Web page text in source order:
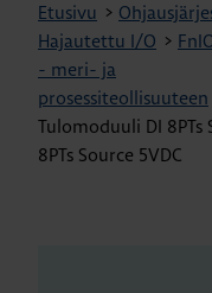
Etusivu >
Hajautettu I/O >
- meri- ja
prosessiteollisuuteen
Tulomoduuli DI 8PTs
8PTs Source 5VDC